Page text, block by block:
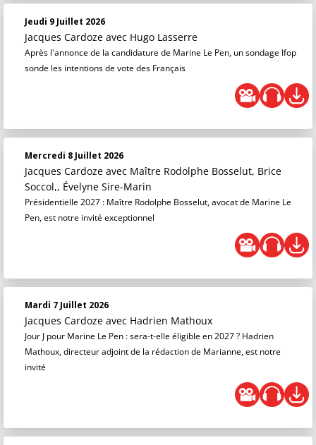
Jeudi 9 Juillet 2026
Jacques Cardoze avec Hugo Lasserre
Après l'annonce de la candidature de Marine Le Pen, un sondage Ifop
sonde les intentions de vote des Français
Mercredi 8 Juillet 2026
Jacques Cardoze avec Maître Rodolphe Bosselut, Brice
Soccol,, Évelyne Sire-Marin
Présidentielle 2027 : Maître Rodolphe Bosselut, avocat de Marine Le
Pen, est notre invité exceptionnel
Mardi 7 Juillet 2026
Jacques Cardoze avec Hadrien Mathoux
Jour J pour Marine Le Pen : sera-t-elle éligible en 2027 ? Hadrien
Mathoux, directeur adjoint de la rédaction de Marianne, est notre
invité